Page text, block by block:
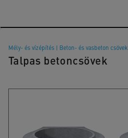
Mély- és vízépítés | Beton- és vasbeton csövek
Talpas betoncsövek